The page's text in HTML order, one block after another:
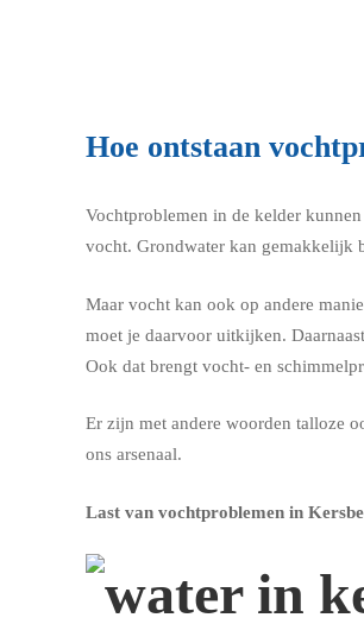
Hoe ontstaan
Vochtproblemen in de kelder
vocht. Grondwater kan gemakkelijk
Maar vocht kan ook op andere
moet je daarvoor uitkijken.
Ook dat brengt vocht- en
Er zijn met andere woorden talloze
ons arsenaal.
Last van vochtproblemen in